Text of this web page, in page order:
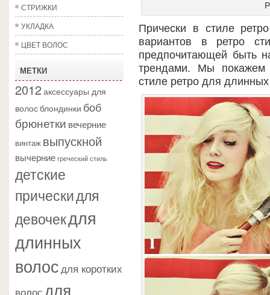
СТРИЖКИ
УКЛАДКА
ЦВЕТ ВОЛОС
МЕТКИ
2012аксессуары для
волосблондинки боб
брюнетки вечерние
винтаж выпускной
вычерние греческий стиль
детские
прическидля
девочекдля
длинных
волосдля коротких
волосдля
Прически в стиле
вариантов в ретро
предпочитающей быть
трендами. Мы покажем
стиле ретро для